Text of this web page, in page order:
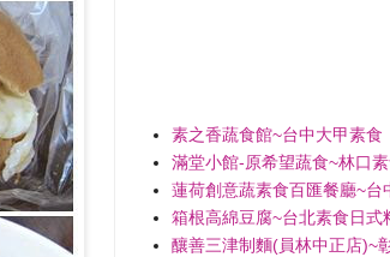
素之香蔬食館~台中大甲素食
滿堂小館-原希望蔬食~林口
蓮荷創意蔬素食百匯餐廳~台
箱根高綿豆腐~台北素食日式
釀善三津制麵(員林中正店)~